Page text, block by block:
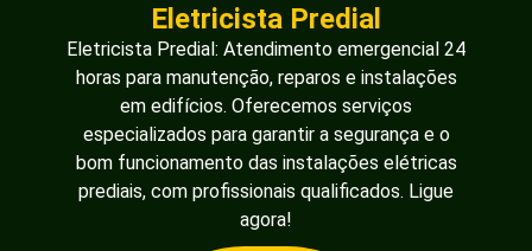
Eletricista Predial
Eletricista Predial: Atendimento emergencial 24
horas para manutenção, reparos e instalações
em edifícios. Oferecemos serviços
especializados para garantir a segurança e o
bom funcionamento das instalações elétricas
prediais, com profissionais qualificados. Ligue
agora!